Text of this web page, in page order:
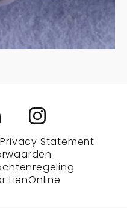
Privacy Statement
LienOnline